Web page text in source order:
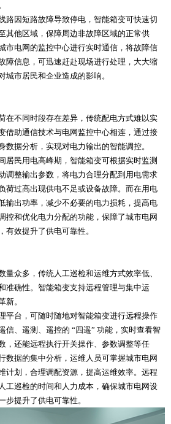
路因短路故障导致停电，智能箱变可快速切
其他区域，保障周边非故障区域的正常供
市电网的监控中心进行实时通信，将故障信
障信息，可迅速赶赴现场进行处理，大大缩
城市居民和企业造成的影响。
在不同时段存在差异，传统配电方式难以实
借助通信技术与电网监控中心相连，通过接
数据分析，实现对电力输出的智能调控。
居民用电高峰期，智能箱变可根据实时监测
调整输出参数，将电力合理分配到用电需求
荷过高出现供电不足或设备故障。而在用电
输出功率，减少不必要的电力损耗，提高电
控和优化电力分配的功能，保障了城市电网
有效提升了供电可靠性。
量众多，传统人工巡检和运维方式效率低、
准确性。智能箱变支持远程管理与集中运
新。
平台，可随时随地对智能箱变进行远程操作
信、遥测、遥控的 “四遥” 功能，实时查看智
，还能远程执行开关操作、参数调整等任
数据的集中分析，运维人员可掌握城市电网
计划，合理调配资源，提高运维效率。远程
工巡检的时间和人力成本，确保城市电网设
步提升了供电可靠性。